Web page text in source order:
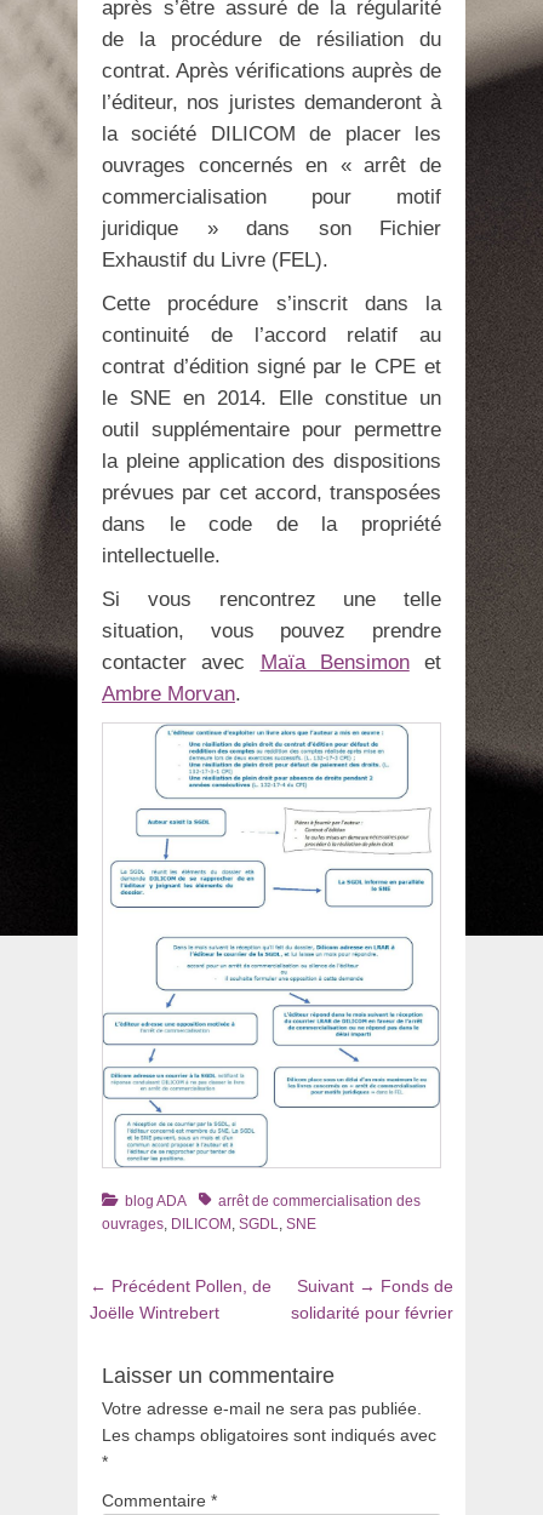
après s’être assuré de la régularité
de la procédure de résiliation du
contrat. Après vérifications auprès de
l’éditeur, nos juristes demanderont à
la société DILICOM de placer les
ouvrages concernés en « arrêt de
commercialisation pour motif
juridique » dans son Fichier
Exhaustif du Livre (FEL).
Cette procédure s’inscrit dans la
continuité de l’accord relatif au
contrat d’édition signé par le CPE et
le SNE en 2014. Elle constitue un
outil supplémentaire pour permettre
la pleine application des dispositions
prévues par cet accord, transposées
dans le code de la propriété
intellectuelle.
Si vous rencontrez une telle
situation, vous pouvez prendre
contacter avec Maïa Bensimonet
Ambre Morvan.
Catégories
blog ADA Tagsarrêt de commercialisation des
ouvrages, DILICOM , SGDL, SNE
Navigation
de
← Précédent Article
précédent
Pollen, de
Joëlle Wintrebert
Suivant → Article
suivant
Fonds de
solidarité pour février
Laisser un commentaire
Votre adresse e-mail ne sera pas publiée.
Les champs obligatoires sont indiqués avec
*
Commentaire *